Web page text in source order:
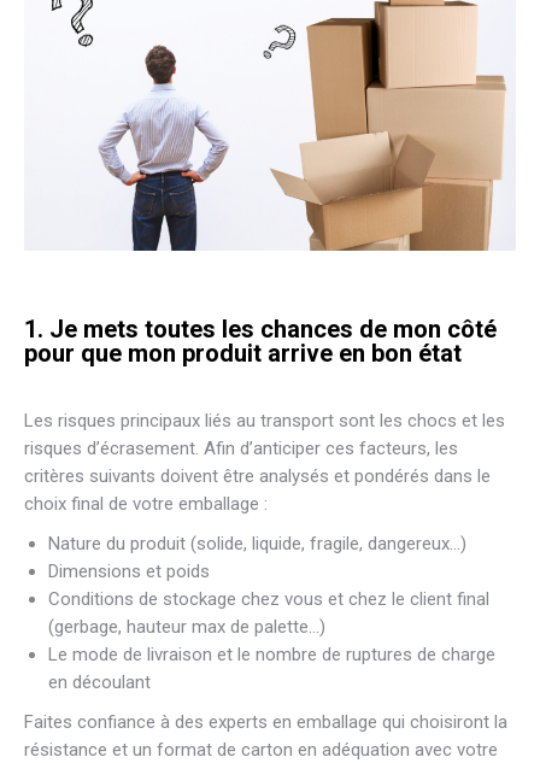
1. Je mets toutes les chances de mon côté
pour que mon produit arrive en bon état
Les risques principaux liés au transport sont les chocs et les
risques d’écrasement. Afin d’anticiper ces facteurs, les
critères suivants doivent être analysés et pondérés dans le
choix final de votre emballage :
Nature du produit (solide, liquide, fragile, dangereux…)
Dimensions et poids
Conditions de stockage chez vous et chez le client final
(gerbage, hauteur max de palette…)
Le mode de livraison et le nombre de ruptures de charge
en découlant
Faites confiance à des experts en emballage qui choisiront la
résistance et un format de carton en adéquation avec votre